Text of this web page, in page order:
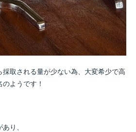
取される量が少ない為、大変希少で高
ようです！
り、